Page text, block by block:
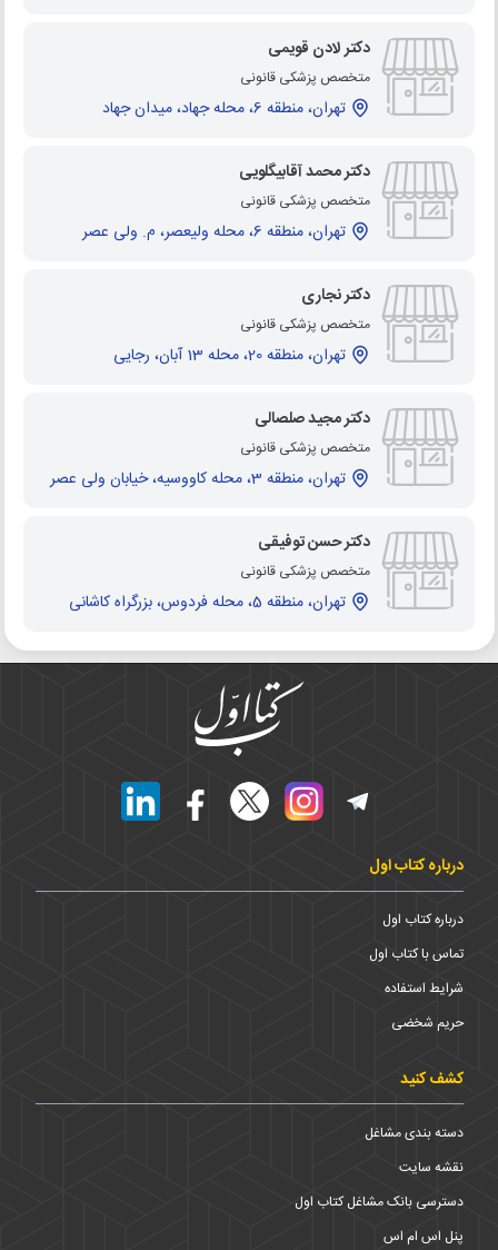
دکتر لادن قویمی
متخصص پزشکی قانونی
تهران، منطقه 6، محله جهاد، میدان جهاد
دکتر محمد آقابیگلویی
متخصص پزشکی قانونی
تهران، منطقه 6، محله ولیعصر، م. ولی عصر
دکتر نجاری
متخصص پزشکی قانونی
تهران، منطقه 20، محله 13 آبان، رجایی
دکتر مجید صلصالی
متخصص پزشکی قانونی
تهران، منطقه 3، محله کاووسیه، خیابان ولی عصر
دکتر حسن توفیقی
متخصص پزشکی قانونی
تهران، منطقه 5، محله فردوس، بزرگراه کاشانی
درباره کتاب اول
درباره کتاب اول
تماس با کتاب اول
شرایط استفاده
حریم شخضی
کشف کنید
دسته بندی مشاغل
نقشه سایت
دسترسی بانک مشاغل کتاب اول
پنل اس ام اس